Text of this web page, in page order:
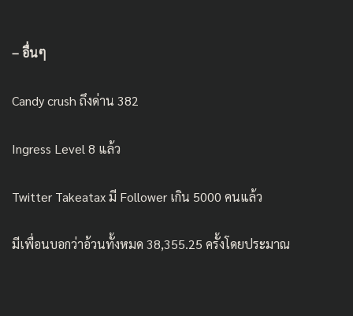
– อื่นๆ
Candy crush ถึงด่าน 382
Ingress Level 8 แล้ว
Twitter Takeatax มี Follower เกิน 5000 คนแล้ว
มีเพื่อนบอกว่าอ้วนทั้งหมด 38,355.25 ครั้งโดยประมาณ